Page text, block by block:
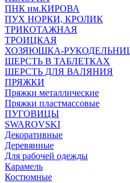
ПНК им.КИРОВА
ПУХ НОРКИ, КРОЛИК
ТРИКОТАЖНАЯ
ТРОИЦКАЯ
ХОЗЯЮШКА-
ШЕРСТЬ В ТАБЛЕТКАХ
ШЕРСТЬ ДЛЯ ВАЛЯНИЯ
ПРЯЖКИ
Пряжки металлические
Пряжки пластмассовые
ПУГОВИЦЫ
SWAROVSKI
Декоративные
Деревянные
Для рабочей одежды
Карамель
Костюмные